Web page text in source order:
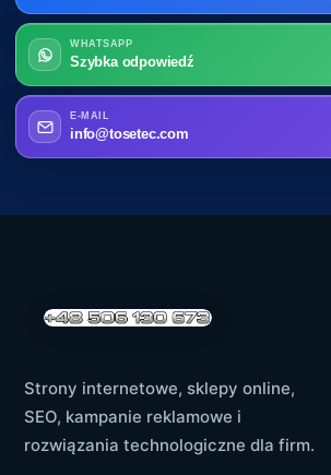
WHATSAPP
Szybka odpowiedź
E-MAIL
info@tosetec.com
Strony internetowe, sklepy online,
SEO, kampanie reklamowe i
rozwiązania technologiczne dla firm.